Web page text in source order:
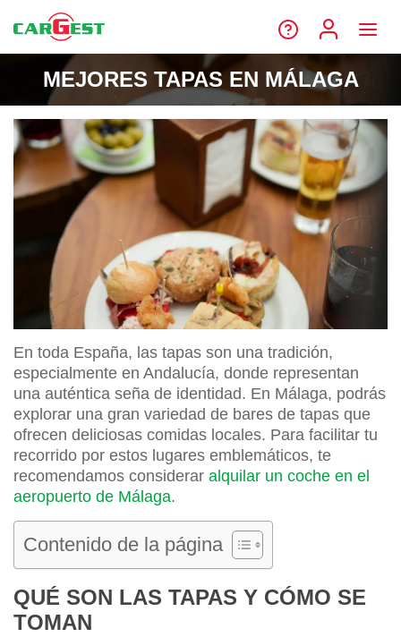
MEJORES TAPAS EN MÁLAGA
En toda España, las tapas son una tradición,
especialmente en Andalucía, donde representan
una auténtica seña de identidad. En Málaga, podrás
explorar una gran variedad de bares de tapas que
ofrecen deliciosas comidas locales. Para facilitar tu
recorrido por estos lugares emblemáticos, te
recomendamos considerar alquilar un coche en el
aeropuerto de Málaga.
Contenido de la página
QUÉ SON LAS TAPAS Y CÓMO SE
TOMAN